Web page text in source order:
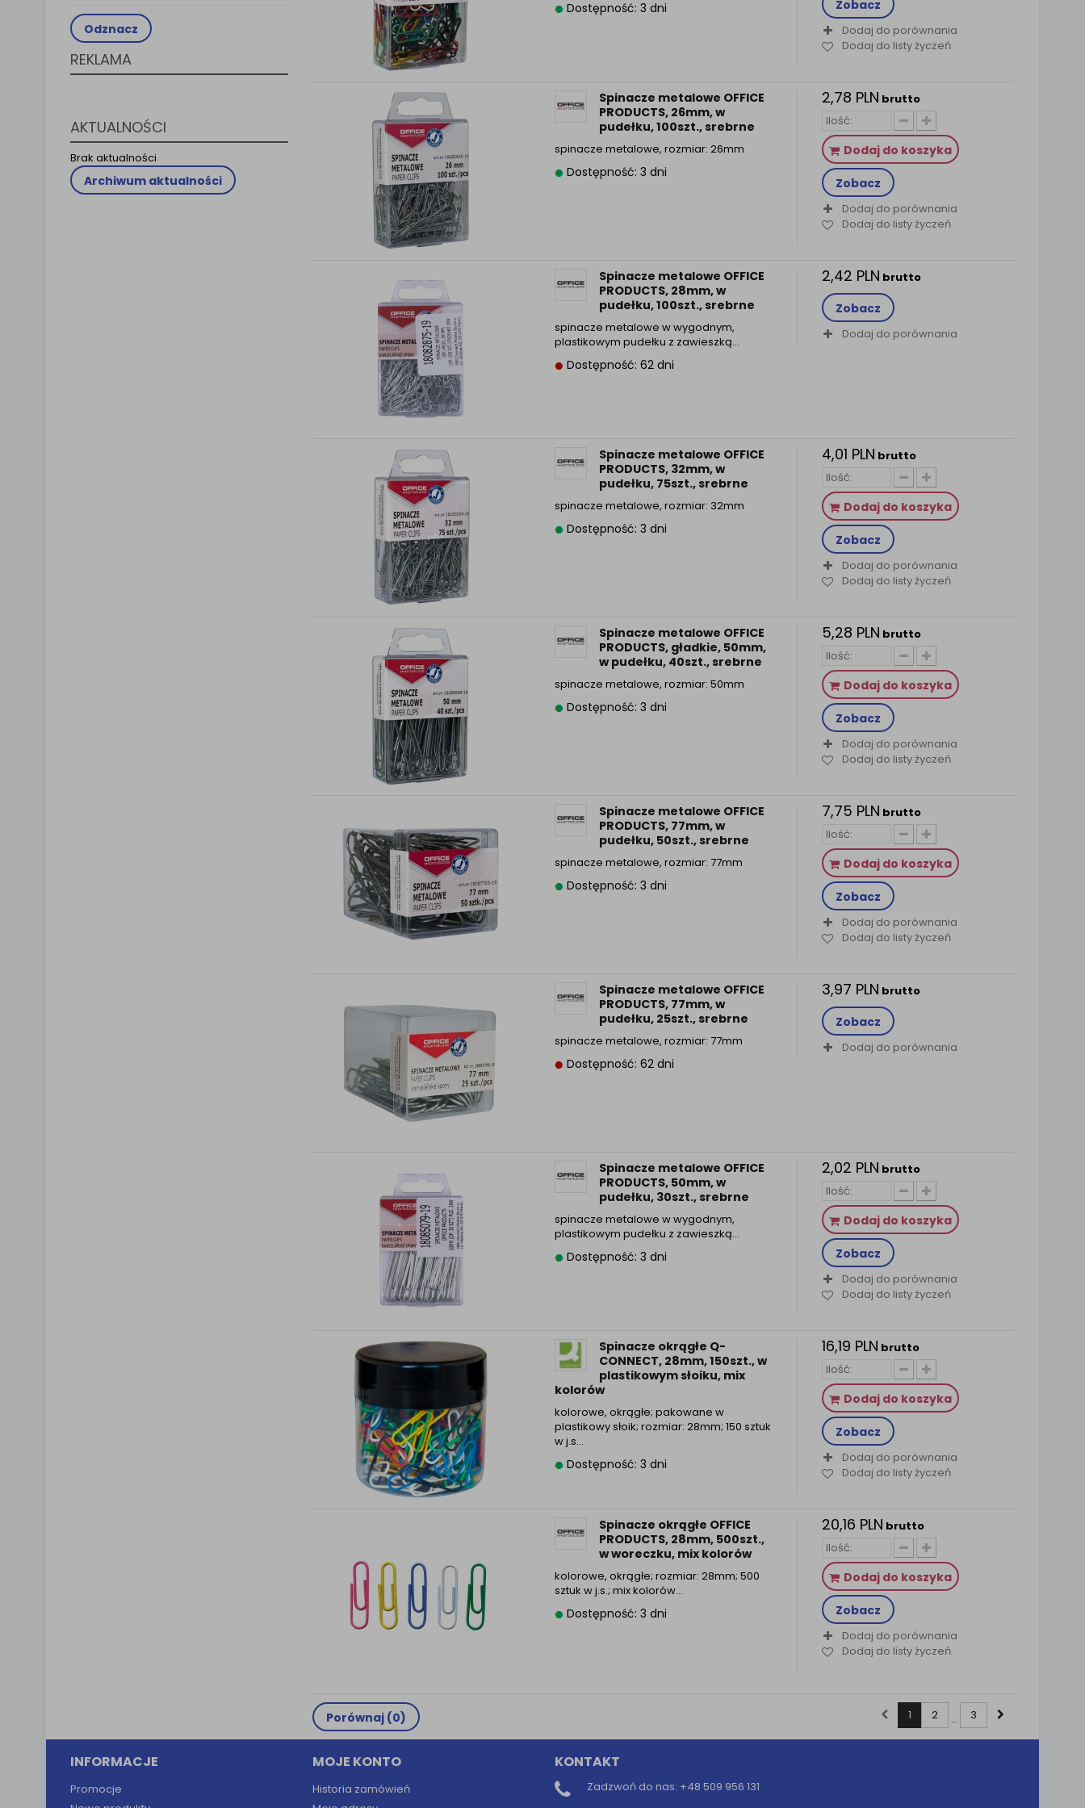
Odznacz
REKLAMA
AKTUALNOŚCI
Brak aktualności
Archiwum aktualności
Dostępność: 3 dni Zobacz
Dodaj do porównania
Dodaj do listy życzeń
Spinacze metalowe OFFICE
PRODUCTS, 26mm, w
pudełku, 100szt., srebrne
spinacze metalowe, rozmiar: 26mm
Dostępność: 3 dni
2,78 PLN brutto
Dodaj do koszyka
Zobacz
Dodaj do porównania
Dodaj do listy życzeń
Spinacze metalowe OFFICE
PRODUCTS, 28mm, w
pudełku, 100szt., srebrne
spinacze metalowe w wygodnym,
plastikowym pudełku z zawieszką…
Dostępność: 62 dni
2,42 PLN brutto
Zobacz
Dodaj do porównania
Spinacze metalowe OFFICE
PRODUCTS, 32mm, w
pudełku, 75szt., srebrne
spinacze metalowe, rozmiar: 32mm
Dostępność: 3 dni
4,01 PLN brutto
Dodaj do koszyka
Zobacz
Dodaj do porównania
Dodaj do listy życzeń
Spinacze metalowe OFFICE
PRODUCTS, gładkie, 50mm,
w pudełku, 40szt., srebrne
spinacze metalowe, rozmiar: 50mm
Dostępność: 3 dni
5,28 PLN brutto
Dodaj do koszyka
Zobacz
Dodaj do porównania
Dodaj do listy życzeń
Spinacze metalowe OFFICE
PRODUCTS, 77mm, w
pudełku, 50szt., srebrne
spinacze metalowe, rozmiar: 77mm
Dostępność: 3 dni
7,75 PLN brutto
Dodaj do koszyka
Zobacz
Dodaj do porównania
Dodaj do listy życzeń
Spinacze metalowe OFFICE
PRODUCTS, 77mm, w
pudełku, 25szt., srebrne
spinacze metalowe, rozmiar: 77mm
Dostępność: 62 dni
3,97 PLN brutto
Zobacz
Dodaj do porównania
Spinacze metalowe OFFICE
PRODUCTS, 50mm, w
pudełku, 30szt., srebrne
spinacze metalowe w wygodnym,
plastikowym pudełku z zawieszką…
Dostępność: 3 dni
2,02 PLN brutto
Dodaj do koszyka
Zobacz
Dodaj do porównania
Dodaj do listy życzeń
Spinacze okrągłe Q-
CONNECT, 28mm, 150szt., w
plastikowym słoiku, mix
kolorów
kolorowe, okrągłe; pakowane w
plastikowy słoik; rozmiar: 28mm; 150 sztuk
w j.s...
Dostępność: 3 dni
16,19 PLN brutto
Dodaj do koszyka
Zobacz
Dodaj do porównania
Dodaj do listy życzeń
Spinacze okrągłe OFFICE
PRODUCTS, 28mm, 500szt.,
w woreczku, mix kolorów
kolorowe, okrągłe; rozmiar: 28mm; 500
sztuk w j.s.; mix kolorów...
Dostępność: 3 dni
20,16 PLN brutto
Dodaj do koszyka
Zobacz
Dodaj do porównania
Dodaj do listy życzeń
Porównaj (0) 1 2 ... 3
INFORMACJE
Promocje
MOJE KONTO
Historia zamówień
KONTAKT
Zadzwoń do nas: +48 509 956 131
Klauzula Informacyjna (rozwiń)
Lista Zaufanych Partnerów (rozwiń)